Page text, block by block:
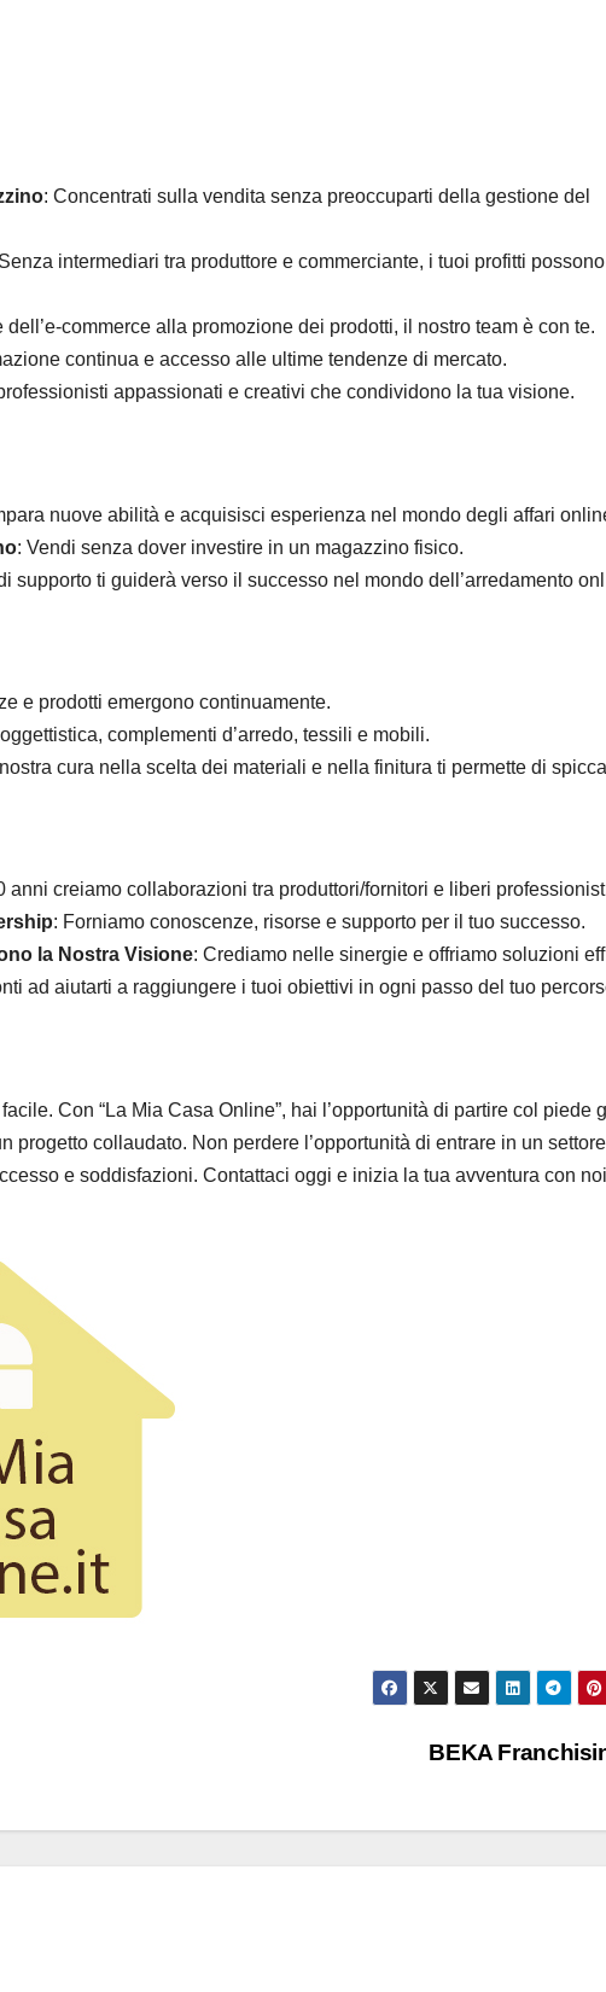
: Concentrati sulla vendita senza preoccuparti della gestione del
intermediari tra produttore e commerciante, i tuoi profitti possono
dell’e-commerce alla promozione dei prodotti, il nostro team è con te.
continua e accesso alle ultime tendenze di mercato.
appassionati e creativi che condividono la tua visione.
nuove abilità e acquisisci esperienza nel mondo degli affari
: Vendi senza dover investire in un magazzino fisico.
supporto ti guiderà verso il successo nel mondo dell’arredamento
e prodotti emergono continuamente.
complementi d’arredo, tessili e mobili.
cura nella scelta dei materiali e nella finitura ti permette di
anni creiamo collaborazioni tra produttori/fornitori e liberi
: Forniamo conoscenze, risorse e supporto per il tuo successo.
la Nostra Visione: Crediamo nelle sinergie e offriamo soluzioni
ad aiutarti a raggiungere i tuoi obiettivi in ogni passo del tuo
Con “La Mia Casa Online”, hai l’opportunità di partire col piede
progetto collaudato. Non perdere l’opportunità di entrare in un
e soddisfazioni. Contattaci oggi e inizia la tua avventura con
BEKA